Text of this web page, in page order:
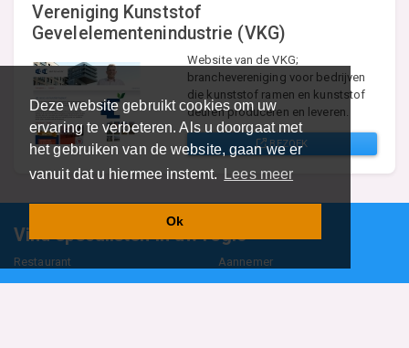
Deze website gebruikt cookies om uw
ervaring te verbeteren. Als u doorgaat met
het gebruiken van de website, gaan we er
vanuit dat u hiermee instemt.
Lees meer
Ok
Vereniging Kunststof
Gevelelementenindustrie (VKG)
Website van de VKG;
branchevereniging voor bedrijven
die kunststof ramen en kunststof
deuren produceren en leveren.
BEZOEK
Vind specalisten in uw regio
Restaurant Aannemer